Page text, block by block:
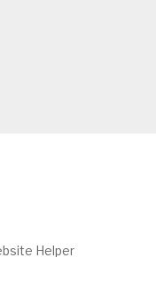
Helper